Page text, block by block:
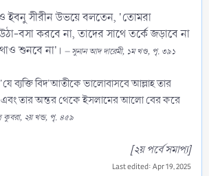
ও ইবনু সীরীন উভয়ে বলতেন, 'তোমরা
বসা করবে না, তাদের সাথে তর্কে জড়াবে না
শুনবে না'। – সুনান আদ দারেমী, ১ম খণ্ড, পৃ. ৩৯১
ব্যক্তি বিদ'আতীকে ভালোবাসবে আল্লাহ তার
তার অন্তর থেকে ইসলামের আলো বের করে
২য় খন্ড, পৃ. ৪৫৯
[২য় পর্বে সমাপ্য]
Last edited: Apr 19, 2025